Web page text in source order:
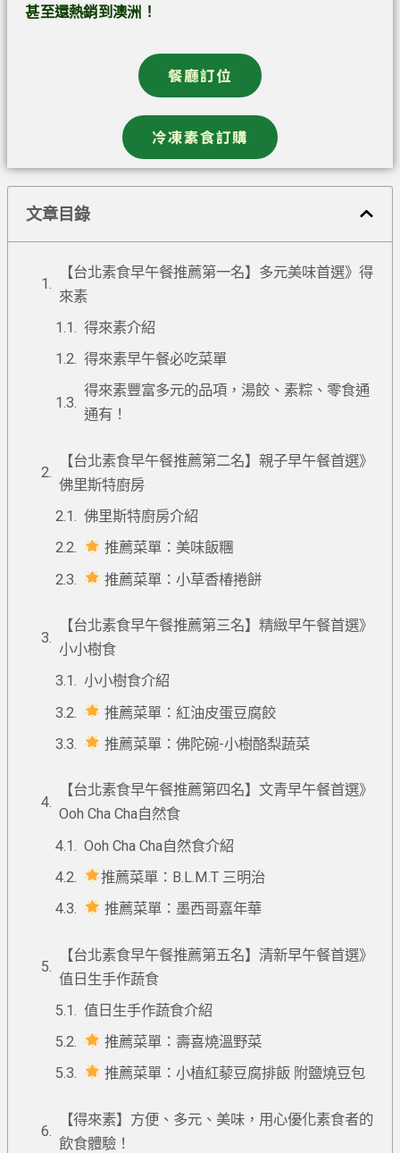
甚至還熱銷到澳洲！
餐廳訂位
冷凍素食訂購
文章目錄
【台北素食早午餐推薦第一名】多元美味首選》得
來素
得來素介紹
得來素早午餐必吃菜單
得來素豐富多元的品項，湯餃、素粽、零食通
通有！
【台北素食早午餐推薦第二名】親子早午餐首選》
佛里斯特廚房
佛里斯特廚房介紹
推薦菜單：美味飯糰
推薦菜單：小草香椿捲餅
【台北素食早午餐推薦第三名】精緻早午餐首選》
小小樹食
小小樹食介紹
推薦菜單：紅油皮蛋豆腐餃
推薦菜單：佛陀碗-小樹酪梨蔬菜
【台北素食早午餐推薦第四名】文青早午餐首選》
Ooh Cha Cha自然食
Ooh Cha Cha自然食介紹
推薦菜單：B.L.M.T 三明治
推薦菜單：墨西哥嘉年華
【台北素食早午餐推薦第五名】清新早午餐首選》
值日生手作蔬食
值日生手作蔬食介紹
推薦菜單：壽喜燒溫野菜
推薦菜單：小植紅藜豆腐排飯 附鹽燒豆包
【得來素】方便、多元、美味，用心優化素食者的
飲食體驗！